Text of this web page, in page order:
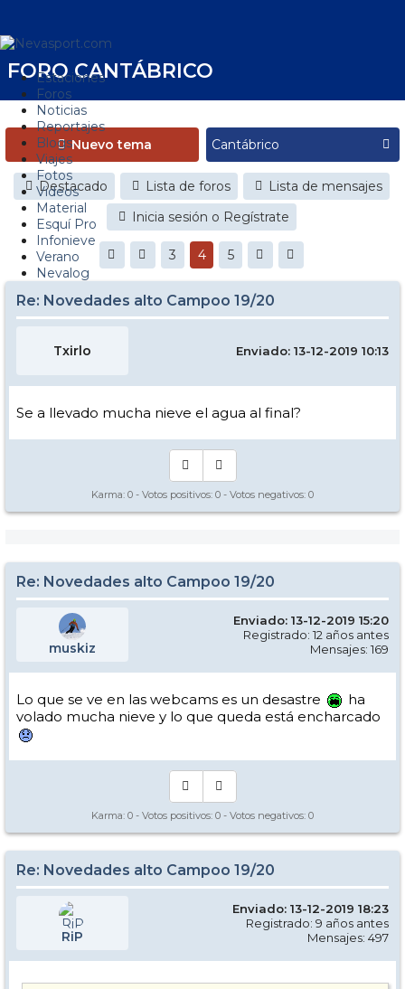
Estaciones
Foros
Noticias
Reportajes
Blogs
Viajes
Fotos
Videos
Material
Esquí Pro
Infonieve
Verano
Nevalog
FORO CANTÁBRICO
Nuevo tema
Destacado Lista de foros
Lista de mensajes
Inicia sesión o Regístrate
3 4 5
Re: Novedades alto Campoo 19/20
Txirlo Enviado: 13-12-2019 10:13
Se a llevado mucha nieve el agua al final?
Karma: 0 - Votos positivos: 0 - Votos negativos: 0
Re: Novedades alto Campoo 19/20
muskiz
Enviado: 13-12-2019 15:20
Registrado: 12 años antes
Mensajes: 169
Lo que se ve en las webcams es un desastre
ha
volado mucha nieve y lo que queda está encharcado
Karma: 0 - Votos positivos: 0 - Votos negativos: 0
Re: Novedades alto Campoo 19/20
RiP
Enviado: 13-12-2019 18:23
Registrado: 9 años antes
Mensajes: 497